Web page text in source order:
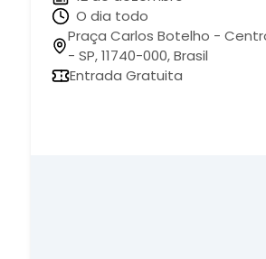
O dia todo
Praça Carlos Botelho -
- SP, 11740-000, Brasil
Entrada Gratuita